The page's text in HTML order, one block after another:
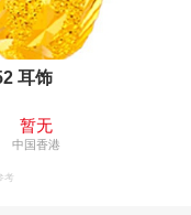
耳饰
暂无
中国香港
考